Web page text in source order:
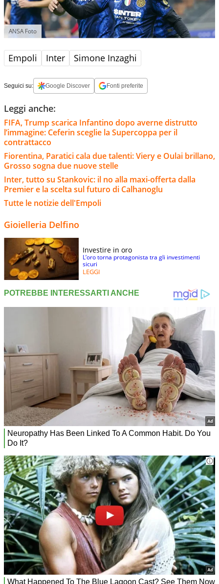
ANSA Foto
Empoli Inter Simone Inzaghi
Seguici su: Google Discover Fonti preferite
Leggi anche:
FIFA, Trump scarica Infantino dopo averne distrutto
l’immagine: Ceferin sceglie la Supercoppa per il
contrattacco
Fiorentina, Paratici cala due talenti: Viery e Oulai brillano,
Grosso sogna due nuove stelle
Inter, tutto su Stankovic: il no alla maxi-offerta dalla
Premier e la scelta sul futuro di Calhanoglu
Tutte le notizie dell'Empoli
Gioielleria Delfino
Investire in oro
L’oro torna protagonista tra gli investimenti
sicuri
LEGGI